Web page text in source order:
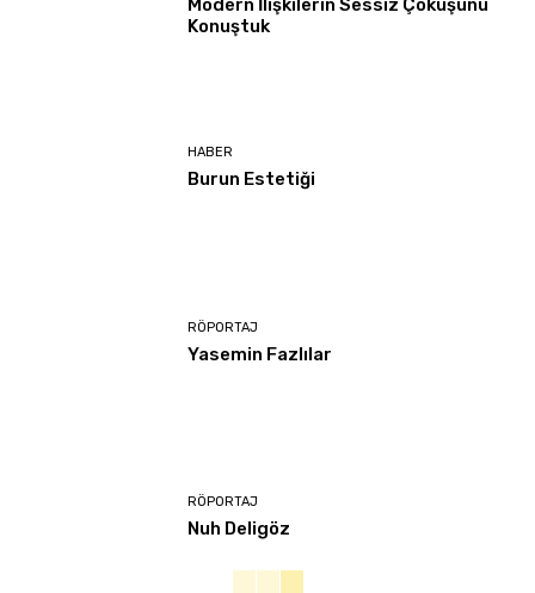
Modern İlişkilerin Sessiz Çöküşünü
Konuştuk
HABER
Burun Estetiği
RÖPORTAJ
Yasemin Fazlılar
RÖPORTAJ
Nuh Deligöz